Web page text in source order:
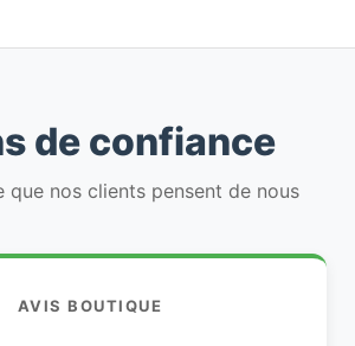
de confiance
que nos clients pensent de nous
AVIS BOUTIQUE